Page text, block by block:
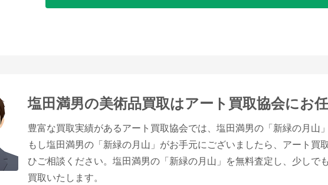
塩田満男の美術品買取はアート買取協会にお
豊富な買取実績があるアート買取協会では、塩田満男の「新緑の月山
もし塩田満男の「新緑の月山」がお手元にございましたら、アート買
ひご相談ください。塩田満男の「新緑の月山」を無料査定し、少しで
買取いたします。